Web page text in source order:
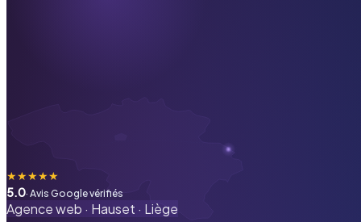
★★★★★
5.0· Avis Google vérifiés
Agence web · Hauset · Liège